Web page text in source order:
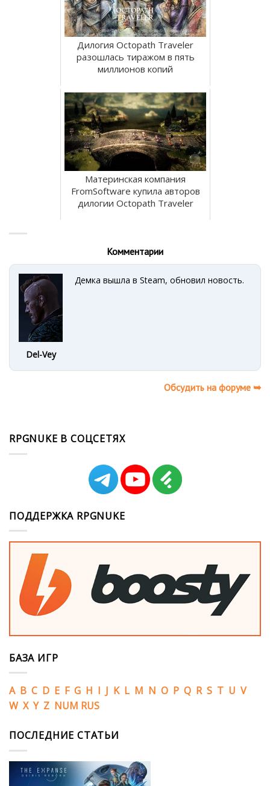
Дилогия Octopath Traveler
разошлась тиражом в пять
миллионов копий
Материнская компания
FromSoftware купила авторов
дилогии Octopath Traveler
Комментарии
Del-Vey
Демка вышла в Steam, обновил новость.
Обсудить на форуме ➥
RPGNUKE В СОЦСЕТЯХ
ПОДДЕРЖКА RPGNUKE
БАЗА ИГР
A B C D E F G H I J K L M N O P Q R S T U V
W X Y Z NUM RUS
ПОСЛЕДНИЕ СТАТЬИ